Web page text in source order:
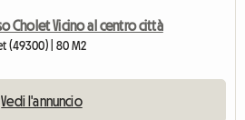
Cholet Vicino al centro città
(49300) | 80 M2
Vedi l'annuncio